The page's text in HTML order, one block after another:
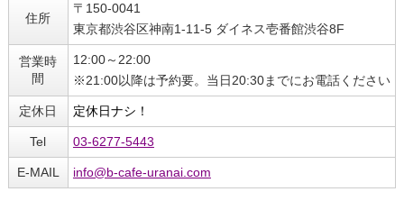
住所
〒150-0041
東京都渋谷区神南1-11-5 ダイネス壱番館渋谷8F
営業時
間
12:00～22:00
※21:00以降は予約要。当日20:30までにお電話ください
定休日 定休日ナシ！
Tel 03-6277-5443
E-MAIL info@b-cafe-uranai.com